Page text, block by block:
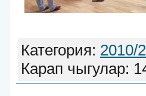
Категория: 2010/
Карап чыгулар: